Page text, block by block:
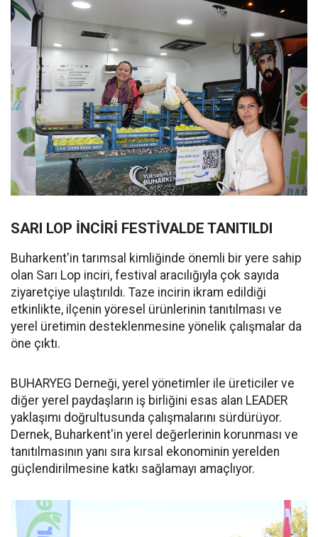
SARI LOP İNCİRİ FESTİVALDE TANITILDI
Buharkent'in tarımsal kimliğinde önemli bir yere sahip
olan Sarı Lop inciri, festival aracılığıyla çok sayıda
ziyaretçiye ulaştırıldı. Taze incirin ikram edildiği
etkinlikte, ilçenin yöresel ürünlerinin tanıtılması ve
yerel üretimin desteklenmesine yönelik çalışmalar da
öne çıktı.
BUHARYEG Derneği, yerel yönetimler ile üreticiler ve
diğer yerel paydaşların iş birliğini esas alan LEADER
yaklaşımı doğrultusunda çalışmalarını sürdürüyor.
Dernek, Buharkent'in yerel değerlerinin korunması ve
tanıtılmasının yanı sıra kırsal ekonominin yerelden
güçlendirilmesine katkı sağlamayı amaçlıyor.